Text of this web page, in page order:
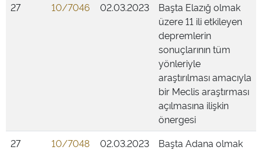
27
10/7046 02.03.2023
Başta Elazığ olmak
üzere 11 ili etkileyen
depremlerin
sonuçlarının tüm
yönleriyle
araştırılması amacıyla
bir Meclis araştırması
açılmasına ilişkin
önergesi
27
10/7048 02.03.2023
Başta Adana olmak